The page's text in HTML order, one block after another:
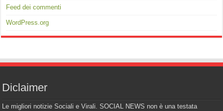
Feed dei commenti
WordPress.org
Diclaimer
Le migliori notizie Sociali e Virali. SOCIAL NEWS non è una testata